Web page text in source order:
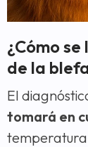
¿Cómo
de la
El
tomará en